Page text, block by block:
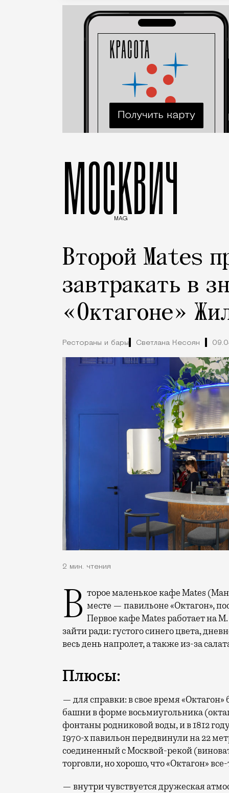
МОСКВИЧ
MAG
Второй Mates
завтракать в
«Октагоне»
Рестораны и бары Светлана Кесоян
2 мин. чтения
Второе маленькое кафе Mates (Мантулинская, 5, стр. 11) открылось в красивом месте — павильоне «Октагон»,
Первое кафе Mates работает на
зайти ради: густого синего цвета,
весь день напролет, а также из-за
Плюсы:
— для справки: в свое время
башни в форме восьмиугольника
фонтаны родниковой воды, и в 1812
1970-х павильон передвинули на 22
соединенный с Москвой-рекой
торговли, но хорошо, что «Октагон»
— внутри чувствуется дружеская